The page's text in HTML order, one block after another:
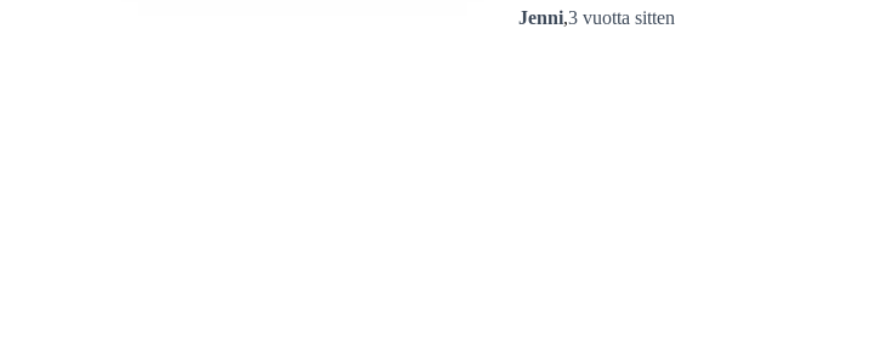
Jenni,3 vuotta sitten